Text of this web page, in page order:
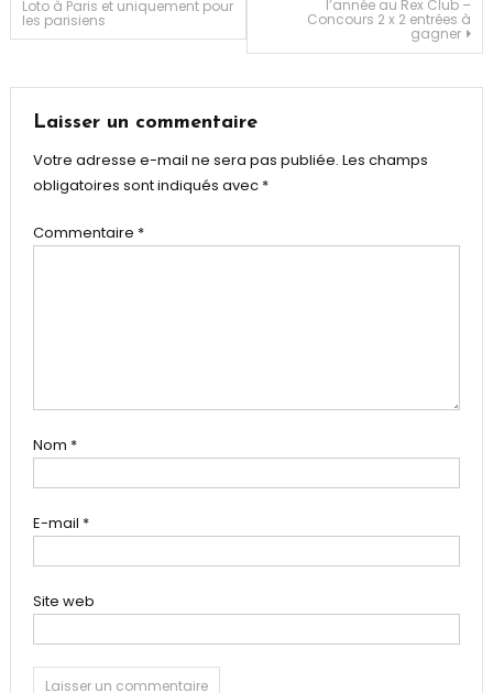
Sailor
Jerry
de
l’article
Loto à Paris et uniquement pour
les parisiens
l’année au Rex Club –
Concours 2 x 2 entrées à
gagner
Laisser un commentaire
Votre adresse e-mail ne sera pas publiée. Les champs
obligatoires sont indiqués avec *
Commentaire *
Nom *
E-mail *
Site web